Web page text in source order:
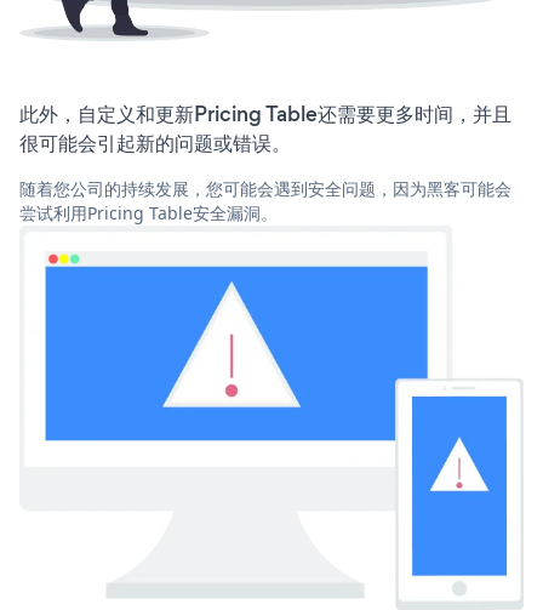
此外，自定义和更新Pricing Table还需要更多时间，并且
很可能会引起新的问题或错误。
随着您公司的持续发展，您可能会遇到安全问题，因为黑客可能会
尝试利用Pricing Table安全漏洞。